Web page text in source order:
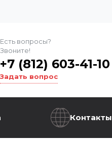
Есть вопросы?
Звоните!
+7 (812) 603-41-10
Задать вопрос
Контакты